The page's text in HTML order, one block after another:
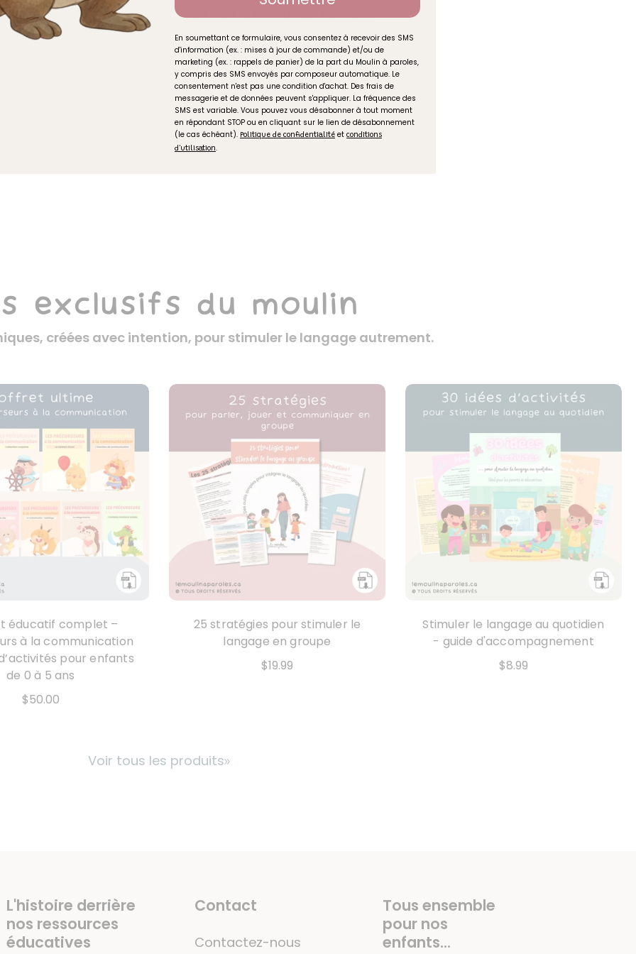
matériel orthophonie langage
Partager
Ajouter à mes favoris
exclusifs du moulin
créées avec intention, pour stimuler le langage autrement.
éducatif complet –
à la communication
pour enfants
de 0 à 5 ans
$50.00
25 stratégies pour stimuler le
langage en groupe
$19.99
Stimuler le langage au quotidien
- guide d'accompagnement
$8.99
Voir tous les produits
L'histoire derrière
nos ressources
éducatives
Contact
Contactez-nous
Tous ensemble
pour nos
enfants...
En soumettant ce formulaire, vous consentez à recevoir des SMS
d'information (ex. : mises à jour de commande) et/ou de
marketing (ex. : rappels de panier) de la part du Moulin à paroles,
y compris des SMS envoyés par composeur automatique. Le
consentement n'est pas une condition d'achat. Des frais de
messagerie et de données peuvent s'appliquer. La fréquence des
SMS est variable. Vous pouvez vous désabonner à tout moment
en répondant STOP ou en cliquant sur le lien de désabonnement
(le cas échéant). Politique de confidentialité et conditions
d'utilisation.